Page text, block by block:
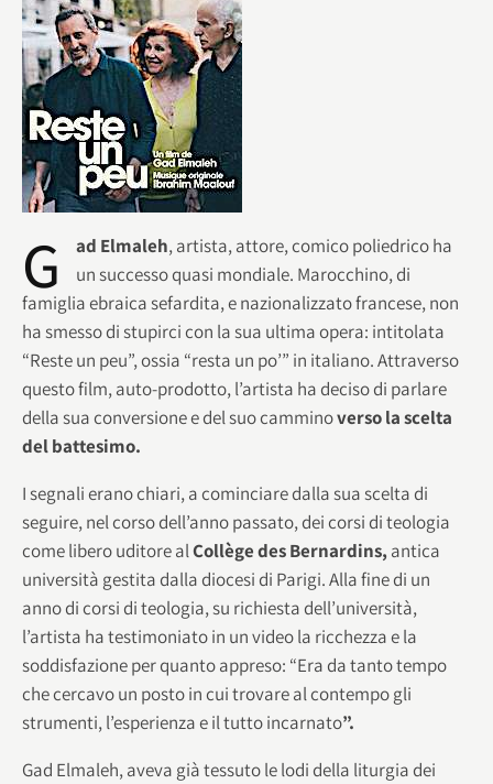
G ad Elmaleh, artista, attore, comico poliedrico ha
un successo quasi mondiale. Marocchino, di
famiglia ebraica sefardita, e nazionalizzato francese, non
ha smesso di stupirci con la sua ultima opera: intitolata
“Reste un peu”, ossia “resta un po’” in italiano. Attraverso
questo film, auto-prodotto, l’artista ha deciso di parlare
della sua conversione e del suo camminoverso la scelta
del battesimo.
I segnali erano chiari, a cominciare dalla sua scelta di
seguire, nel corso dell’anno passato, dei corsi di teologia
come libero uditore alCollège des Bernardins,antica
università gestita dalla diocesi di Parigi. Alla fine di un
anno di corsi di teologia, su richiesta dell’università,
l’artista ha testimoniato in un video la ricchezza e la
soddisfazione per quanto appreso: “Era da tanto tempo
che cercavo un posto in cui trovare al contempo gli
strumenti, l’esperienza e il tutto incarnato”.
Gad Elmaleh, aveva già tessuto le lodi della liturgia dei